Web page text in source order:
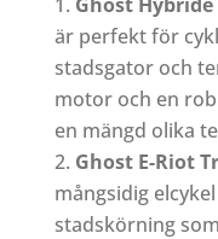
är perfekt för
stadsgator och
motor och en
en mängd olika
Ghost E-Riot
mångsidig
stadskörning